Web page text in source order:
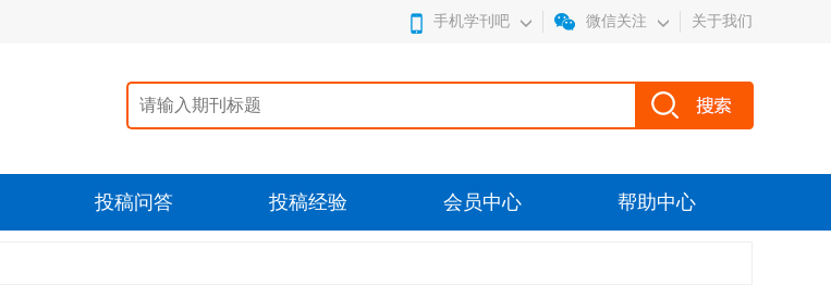
手机学刊吧 微信关注 关于我们
投稿问答 投稿经验 会员中心 帮助中心